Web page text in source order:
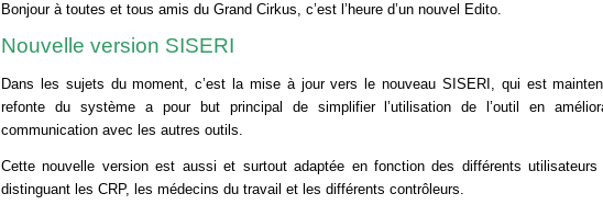
Bonjour à toutes et tous amis du Grand Cirkus, c’est l’heure d’un nouvel Edito.
Nouvelle version SISERI
Dans les sujets du moment, c’est la mise à jour vers le nouveau SISERI, qui est
refonte du système a pour but principal de simplifier l’utilisation de l’outil en
communication avec les autres outils.
Cette nouvelle version est aussi et surtout adaptée en fonction des différents
distinguant les CRP, les médecins du travail et les différents contrôleurs.